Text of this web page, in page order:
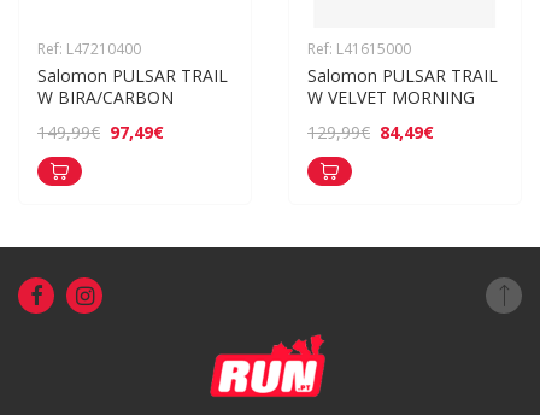
Ref: L47210400
Salomon PULSAR TRAIL
W BIRA/CARBON
149,99€ 97,49€
Ref: L41615000
Salomon PULSAR TRAIL
W VELVET MORNING
129,99€ 84,49€